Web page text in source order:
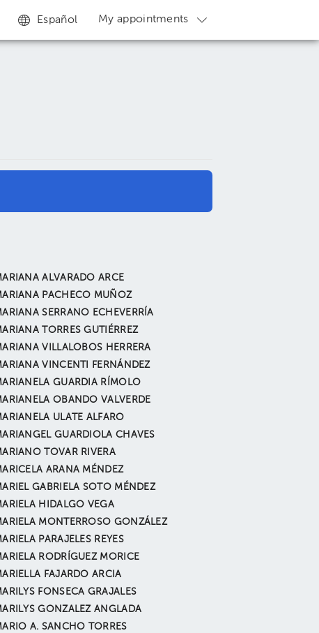
Español My appointments
ALVARADO ARCE
PACHECO MUÑOZ
SERRANO ECHEVERRÍA
TORRES GUTIÉRREZ
VILLALOBOS HERRERA
VINCENTI FERNÁNDEZ
GUARDIA RÍMOLO
OBANDO VALVERDE
ULATE ALFARO
GUARDIOLA CHAVES
TOVAR RIVERA
ARANA MÉNDEZ
GABRIELA SOTO MÉNDEZ
HIDALGO VEGA
MONTERROSO GONZÁLEZ
PARAJELES REYES
RODRÍGUEZ MORICE
FAJARDO ARCIA
FONSECA GRAJALES
GONZALEZ ANGLADA
A. SANCHO TORRES